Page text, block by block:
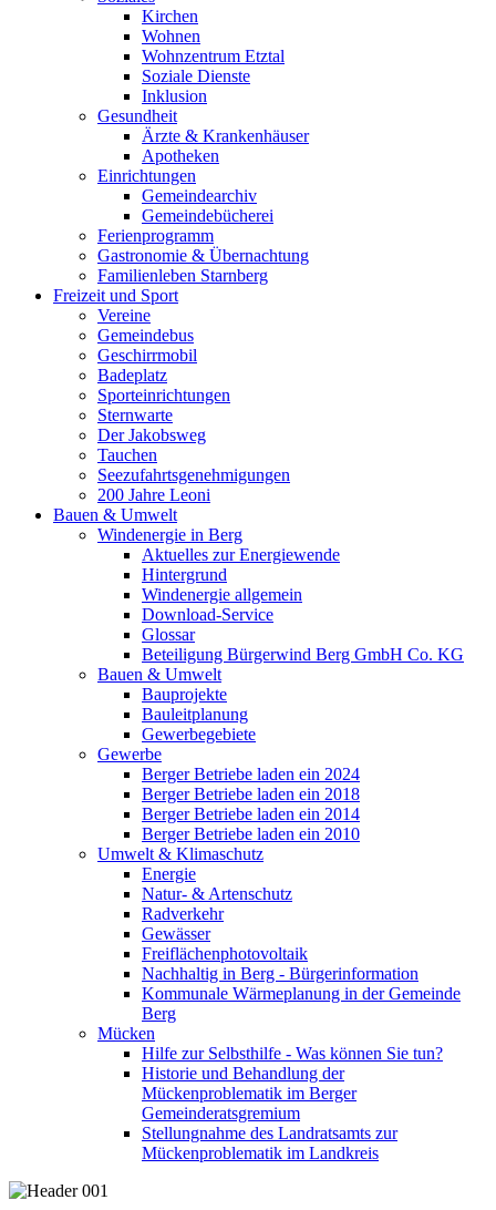
Kirchen
Wohnen
Wohnzentrum Etztal
Soziale Dienste
Inklusion
Gesundheit
Ärzte & Krankenhäuser
Apotheken
Einrichtungen
Gemeindearchiv
Gemeindebücherei
Ferienprogramm
Gastronomie & Übernachtung
Familienleben Starnberg
Freizeit und Sport
Vereine
Gemeindebus
Geschirrmobil
Badeplatz
Sporteinrichtungen
Sternwarte
Der Jakobsweg
Tauchen
Seezufahrtsgenehmigungen
200 Jahre Leoni
Bauen & Umwelt
Windenergie in Berg
Aktuelles zur Energiewende
Hintergrund
Windenergie allgemein
Download-Service
Glossar
Beteiligung Bürgerwind Berg GmbH Co. KG
Bauen & Umwelt
Bauprojekte
Bauleitplanung
Gewerbegebiete
Gewerbe
Berger Betriebe laden ein 2024
Berger Betriebe laden ein 2018
Berger Betriebe laden ein 2014
Berger Betriebe laden ein 2010
Umwelt & Klimaschutz
Energie
Natur- & Artenschutz
Radverkehr
Gewässer
Freiflächenphotovoltaik
Nachhaltig in Berg - Bürgerinformation
Kommunale Wärmeplanung in der Gemeinde
Berg
Mücken
Hilfe zur Selbsthilfe - Was können Sie tun?
Historie und Behandlung der
Mückenproblematik im Berger
Gemeinderatsgremium
Stellungnahme des Landratsamts zur
Mückenproblematik im Landkreis